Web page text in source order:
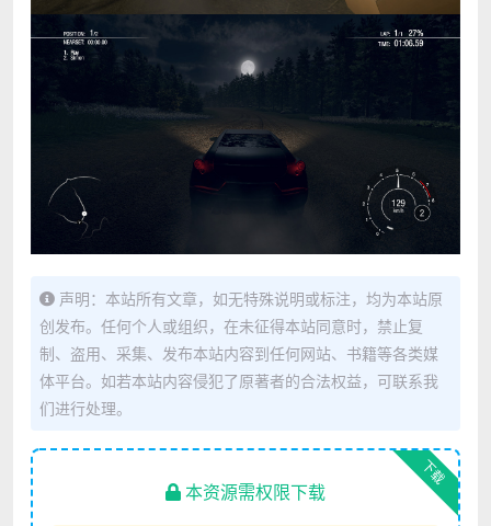
声明：本站所有文章，如无特殊说明或标注，均为本站原
创发布。任何个人或组织，在未征得本站同意时，禁止复
制、盗用、采集、发布本站内容到任何网站、书籍等各类媒
体平台。如若本站内容侵犯了原著者的合法权益，可联系我
们进行处理。
下载
本资源需权限下载